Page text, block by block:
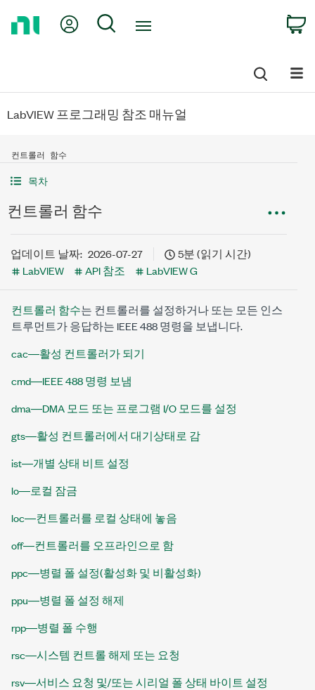
My Account
Search
LabVIEW 프로그래밍 참조 매뉴얼
컨트롤러 함수
목차
컨트롤러 함수
업데이트 날짜: 2026-07-27
5분 (읽기 시간)
LabVIEW
API 참조 LabVIEW G
컨트롤러 함수는 컨트롤러를 설정하거나 또는 모든 인스
트루먼트가 응답하는 IEEE 488 명령을 보냅니다.
cac―활성 컨트롤러가 되기
cmd―IEEE 488 명령 보냄
dma―DMA 모드 또는 프로그램 I/O 모드를 설정
gts―활성 컨트롤러에서 대기상태로 감
ist―개별 상태 비트 설정
lo―로컬 잠금
loc―컨트롤러를 로컬 상태에 놓음
off―컨트롤러를 오프라인으로 함
ppc―병렬 폴 설정(활성화 및 비활성화)
ppu―병렬 폴 설정 해제
rpp―병렬 폴 수행
rsc―시스템 컨트롤 해제 또는 요청
rsv―서비스 요청 및/또는 시리얼 폴 상태 바이트 설정